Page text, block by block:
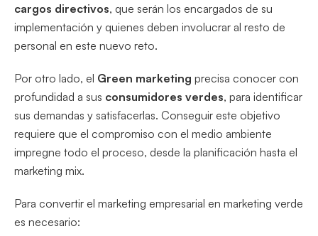
cargos directivos, que serán los encargados de su
implementación y quienes deben involucrar al resto de
personal en este nuevo reto.
Por otro lado, el Green marketing precisa conocer con
profundidad a sus consumidores verdes, para identificar
sus demandas y satisfacerlas. Conseguir este objetivo
requiere que el compromiso con el medio ambiente
impregne todo el proceso, desde la planificación hasta el
marketing mix.
Para convertir el marketing empresarial en marketing verde
es necesario: